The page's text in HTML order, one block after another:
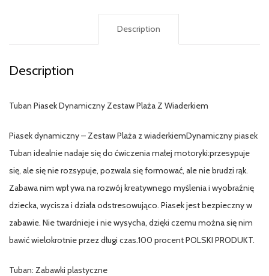
Description
Description
Tuban Piasek Dynamiczny Zestaw Plaża Z Wiaderkiem
Piasek dynamiczny – Zestaw Plaża z wiaderkiemDynamiczny piasek
Tuban idealnie nadaje się do ćwiczenia małej motoryki:przesypuje
się, ale się nie rozsypuje, pozwala się formować, ale nie brudzi rąk.
Zabawa nim wpł ywa na rozwój kreatywnego myślenia i wyobraźnię
dziecka, wycisza i działa odstresowująco. Piasek jest bezpieczny w
zabawie. Nie twardnieje i nie wysycha, dzięki czemu można się nim
bawić wielokrotnie przez długi czas.100 procent POLSKI PRODUKT.
Tuban: Zabawki plastyczne